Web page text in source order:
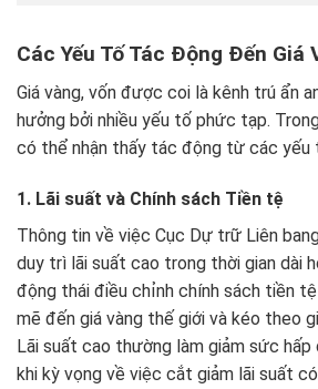
Các Yếu Tố Tác Động Đến Giá
Giá vàng, vốn được coi là kênh trú ẩn
hưởng bởi nhiều yếu tố phức tạp.
có thể nhận thấy tác động từ các yếu
1. Lãi suất và Chính sách Tiền tệ
Thông tin về việc Cục Dự trữ Liên
duy trì lãi suất cao trong thời gian dài
động thái điều chỉnh chính sách tiền
mẽ đến giá vàng thế giới và kéo theo
Lãi suất cao thường làm giảm sức hấp
khi kỳ vọng về việc cắt giảm lãi suất